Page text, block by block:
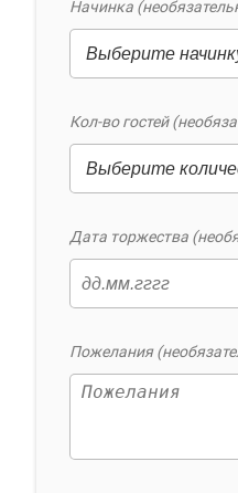
Начинка
Кол-во гостей
Дата торжества
Пожелания